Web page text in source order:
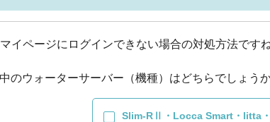
マイページにログインできない場合の対処方法ですね
Slim-RⅡ・Locca Smart・litta